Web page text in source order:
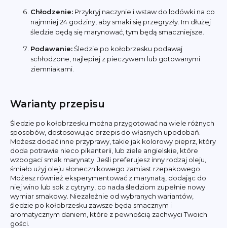
Chłodzenie: Przykryj naczynie i wstaw do lodówki na co
najmniej 24 godziny, aby smaki się przegryzły. Im dłużej
śledzie będą się marynować, tym będą smaczniejsze.
Podawanie:Śledzie po kołobrzesku podawaj
schłodzone, najlepiej z pieczywem lub gotowanymi
ziemniakami.
Warianty przepisu
Śledzie po kołobrzesku można przygotować na wiele różnych
sposobów, dostosowując przepis do własnych upodobań.
Możesz dodać inne przyprawy, takie jak kolorowy pieprz, który
doda potrawie nieco pikanterii, lub ziele angielskie, które
wzbogaci smak marynaty. Jeśli preferujesz inny rodzaj oleju,
śmiało użyj oleju słonecznikowego zamiast rzepakowego.
Możesz również eksperymentować z marynatą, dodając do
niej wino lub sok z cytryny, co nada śledziom zupełnie nowy
wymiar smakowy. Niezależnie od wybranych wariantów,
śledzie po kołobrzesku zawsze będą smacznym i
aromatycznym daniem, które z pewnością zachwyci Twoich
gości.